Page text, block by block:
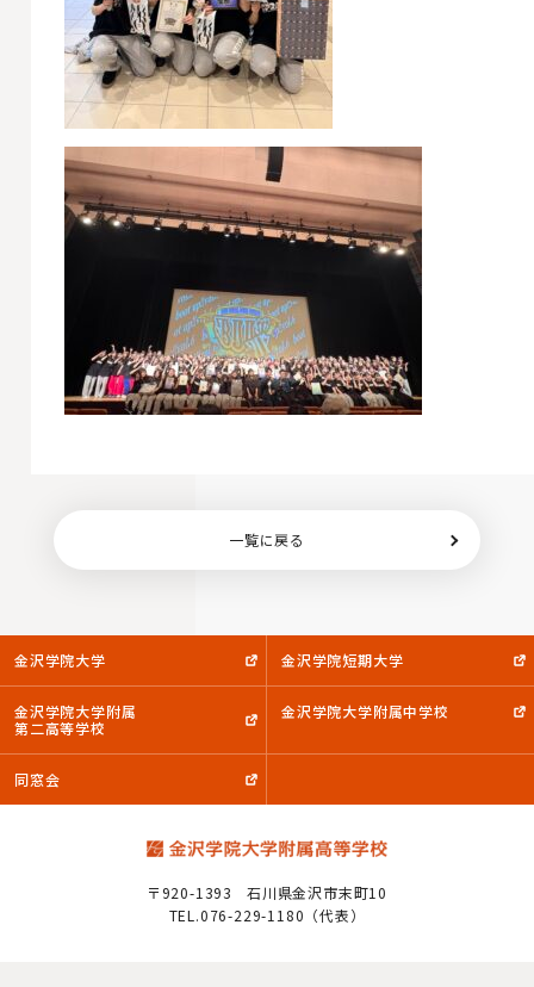
一覧に戻る
金沢学院大学 金沢学院短期大学
金沢学院大学附属
第二高等学校
金沢学院大学附属中学校
同窓会
〒920-1393
石川県金沢市末町10
TEL.076-229-1180（代表）